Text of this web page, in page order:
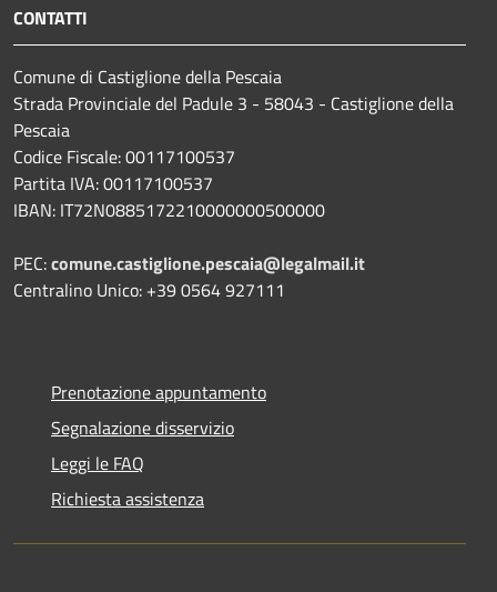
CONTATTI
Comune di Castiglione della Pescaia
Strada Provinciale del Padule 3 - 58043 - Castiglione della
Pescaia
Codice Fiscale: 00117100537
Partita IVA: 00117100537
IBAN: IT72N0885172210000000500000
PEC:comune.castiglione.pescaia@legalmail.it
Centralino Unico: +39 0564 927111
Prenotazione appuntamento
Segnalazione disservizio
Leggi le FAQ
Richiesta assistenza